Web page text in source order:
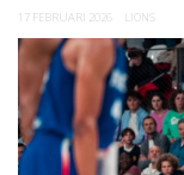
17 FEBRUARI 2026 LIONS